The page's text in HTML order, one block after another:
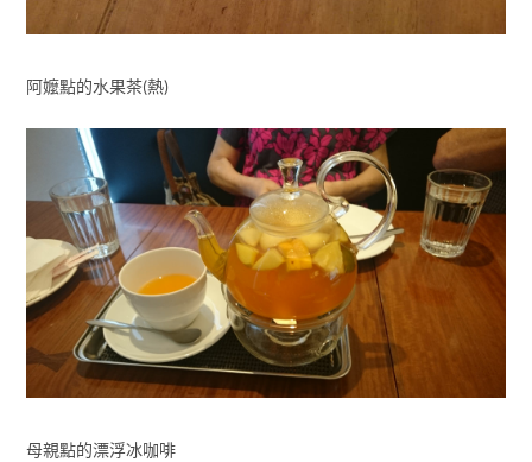
阿嬤點的水果茶(熱)
母親點的漂浮冰咖啡